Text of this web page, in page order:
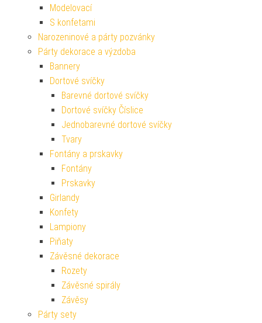
Modelovací
S konfetami
Narozeninové a párty pozvánky
Párty dekorace a výzdoba
Bannery
Dortové svíčky
Barevné dortové svíčky
Dortové svíčky Číslice
Jednobarevné dortové svíčky
Tvary
Fontány a prskavky
Fontány
Prskavky
Girlandy
Konfety
Lampiony
Piňaty
Závěsné dekorace
Rozety
Závěsné spirály
Závěsy
Párty sety